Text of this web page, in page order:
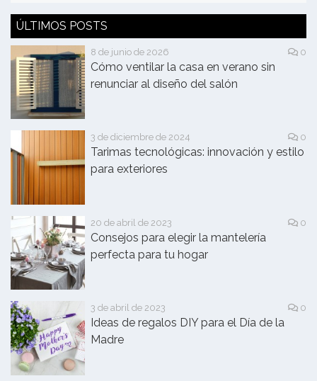
ÚLTIMOS POSTS
8 de junio de 2026 0
Cómo ventilar la casa en verano sin
renunciar al diseño del salón
3 de diciembre de 2024 0
Tarimas tecnológicas: innovación y estilo
para exteriores
20 de abril de 2023 0
Consejos para elegir la mantelería
perfecta para tu hogar
3 de abril de 2023 0
Ideas de regalos DIY para el Día de la
Madre